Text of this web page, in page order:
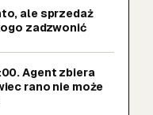
ale sprzedaż
zadzwonić
Agent zbiera
rano nie może